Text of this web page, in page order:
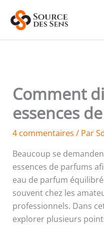
contenu
Comment
essences
4 commentaires / Par
Beaucoup se
essences de parfums
eau de parfum
souvent chez les
professionnels. Dans
explorer plusieurs